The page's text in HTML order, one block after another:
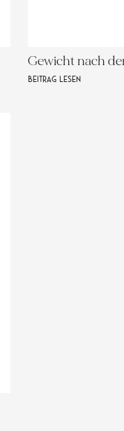
Gewicht nach
BEITRAG LESEN